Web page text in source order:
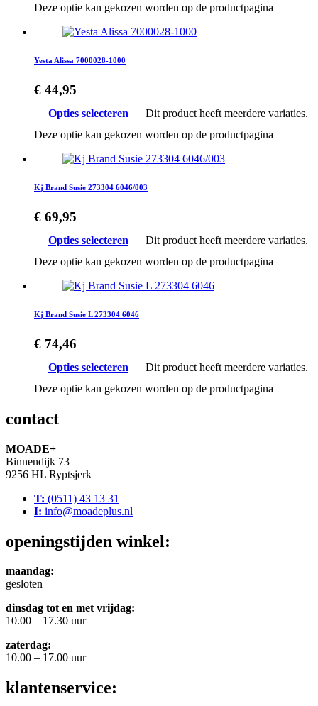
Deze optie kan gekozen worden op de productpagina
Yesta Alissa 7000028-1000
€ 44,95
Opties selecteren
Dit product heeft meerdere variaties.
Deze optie kan gekozen worden op de productpagina
Kj Brand Susie 273304 6046/003
€ 69,95
Opties selecteren
Dit product heeft meerdere variaties.
Deze optie kan gekozen worden op de productpagina
Kj Brand Susie L 273304 6046
€ 74,46
Opties selecteren
Dit product heeft meerdere variaties.
Deze optie kan gekozen worden op de productpagina
contact
MOADE+
Binnendijk 73
9256 HL Ryptsjerk
T: (0511) 43 13 31
I: info@moadeplus.nl
openingstijden winkel:
maandag:
gesloten
dinsdag tot en met vrijdag:
10.00 – 17.30 uur
zaterdag:
10.00 – 17.00 uur
klantenservice: